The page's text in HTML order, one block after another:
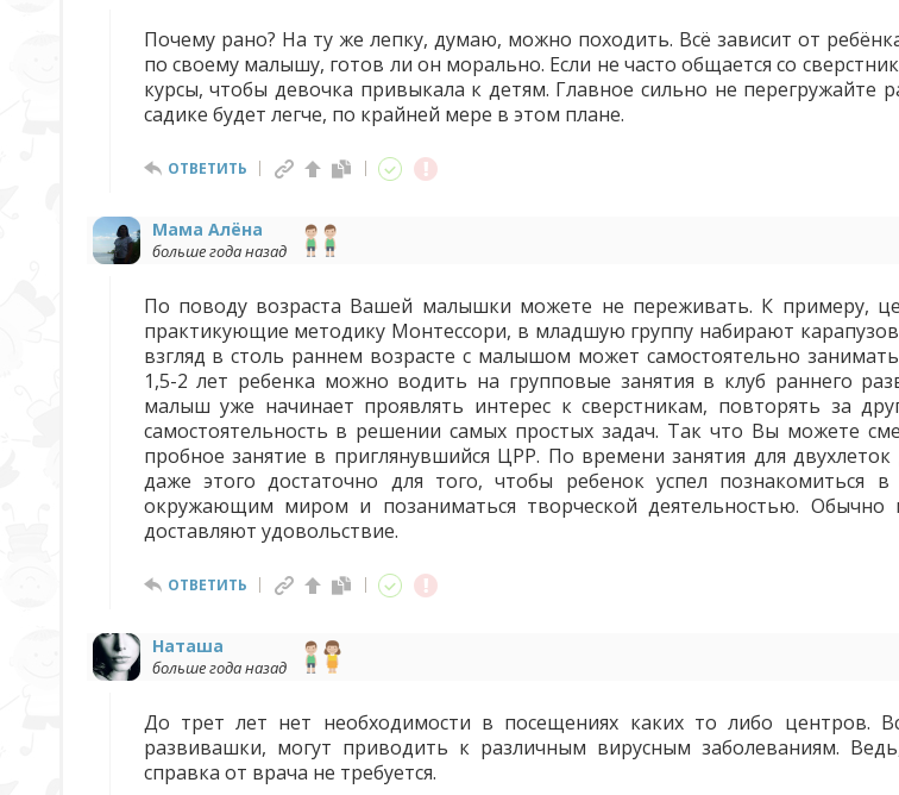
Почему рано? На ту же лепку, думаю, можно походить. Всё зависит от
по своему малышу, готов ли он морально. Если не часто общается со
курсы, чтобы девочка привыкала к детям. Главное сильно не перегружайте
садике будет легче, по крайней мере в этом плане.
ОТВЕТИТЬ
Мама Алёна
больше года назад
По поводу возраста Вашей малышки можете не переживать. К примеру,
практикующие методику Монтессори, в младшую группу набирают
взгляд в столь раннем возрасте с малышом может самостоятельно
1,5-2 лет ребенка можно водить на групповые занятия в клуб раннего
малыш уже начинает проявлять интерес к сверстникам, повторять за
самостоятельность в решении самых простых задач. Так что Вы можете
пробное занятие в приглянувшийся ЦРР. По времени занятия для двухлеток
даже этого достаточно для того, чтобы ребенок успел
окружающим миром и позаниматься творческой деятельностью. Обычно
доставляют удовольствие.
ОТВЕТИТЬ
Наташа
больше года назад
До трет лет нет необходимости в посещениях каких то либо центров.
развивашки, могут приводить к различным вирусным заболеваниям.
справка от врача не требуется.